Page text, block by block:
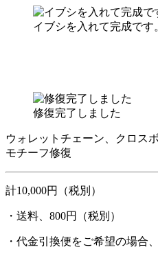
イブシを入れて完成です
修復完了しました
ウォレットチェーン、クロス
モチーフ修復
計10,000円（税別）
・送料、800円（税別）
・代金引換便をご希望の場合